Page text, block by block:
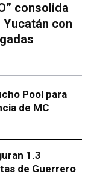
consolida
con
Pool para
de MC
1.3
de Guerrero